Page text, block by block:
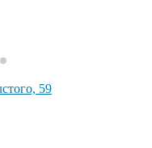
59